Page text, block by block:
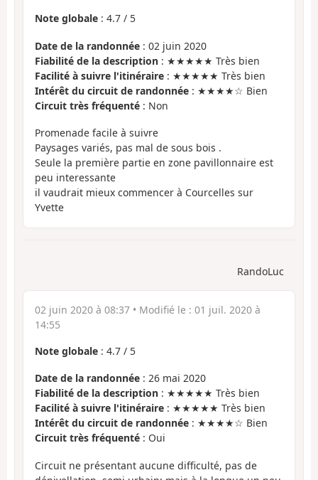
Note globale : 4.7 / 5
Date de la randonnée : 02 juin 2020
Fiabilité de la description : ★★★★★ Très bien
Facilité à suivre l'itinéraire : ★★★★★ Très bien
Intérêt du circuit de randonnée : ★★★★☆ Bien
Circuit très fréquenté : Non
Promenade facile à suivre
Paysages variés, pas mal de sous bois .
Seule la première partie en zone pavillonnaire est
peu interessante
il vaudrait mieux commencer à Courcelles sur
Yvette
RandoLuc
02 juin 2020 à 08:37 • Modifié le : 01 juil. 2020 à
14:55
Note globale : 4.7 / 5
Date de la randonnée : 26 mai 2020
Fiabilité de la description : ★★★★★ Très bien
Facilité à suivre l'itinéraire : ★★★★★ Très bien
Intérêt du circuit de randonnée : ★★★★☆ Bien
Circuit très fréquenté : Oui
Circuit ne présentant aucune difficulté, pas de